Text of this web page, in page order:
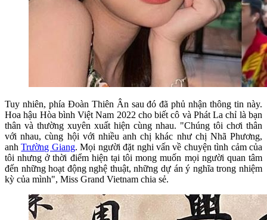
Tuy nhiên, phía Đoàn Thiên Ân sau đó đã phủ nhận thông tin này.
Hoa hậu Hòa bình Việt Nam 2022 cho biết cô và Phát La chỉ là bạn
thân và thường xuyên xuất hiện cùng nhau. "Chúng tôi chơi thân
với nhau, cùng hội với nhiều anh chị khác như chị Nhã Phương,
anhTrường Giang. Mọi người đặt nghi vấn về chuyện tình cảm của
tôi nhưng ở thời điểm hiện tại tôi mong muốn mọi người quan tâm
đến những hoạt động nghệ thuật, những dự án ý nghĩa trong nhiệm
kỳ của mình", Miss Grand Vietnam chia sẻ.